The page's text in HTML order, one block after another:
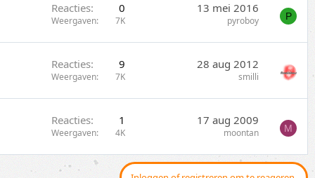
Reacties 0
Weergaven 7K
13 mei 2016
pyroboy P
Reacties 9
Weergaven 7K
28 aug 2012
smilli
Reacties 1
Weergaven 4K
17 aug 2009
moontan M